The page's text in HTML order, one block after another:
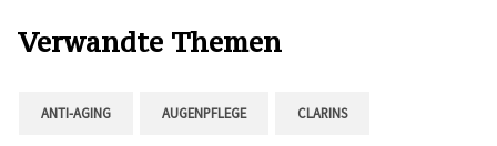
Verwandte Themen
ANTI-AGING AUGENPFLEGE CLARINS